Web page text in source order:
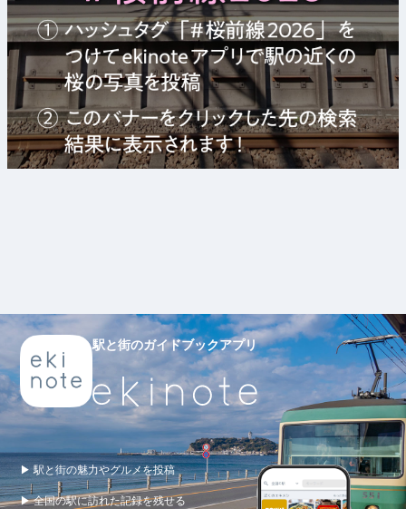
駅と街のガイドブックアプリ
▶ 駅と街の魅力やグルメを投稿
▶ 全国の駅に訪れた記録を残せる